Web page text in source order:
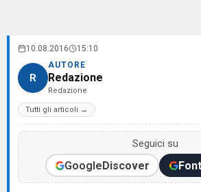
10.08.2016 15:10
R
AUTORE
Redazione
Redazione
Tutti gli articoli →
Seguici su
GoogleDiscover